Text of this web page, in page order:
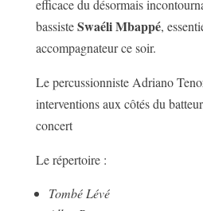
efficace du désormais
bassisteSwaéli Mbappé,
accompagnateur ce soir.
Le percussionniste Adriano
interventions aux côtés du
concert
Le répertoire :
Tombé Lévé